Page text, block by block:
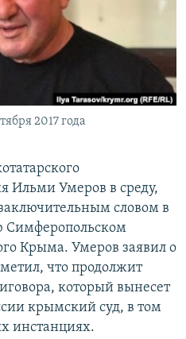
2017 года
Ильми Умеров в среду,
словом в
Симферопольском
Крыма. Умеров заявил о
что продолжит
который вынесет
крымский суд, в том
инстанциях.